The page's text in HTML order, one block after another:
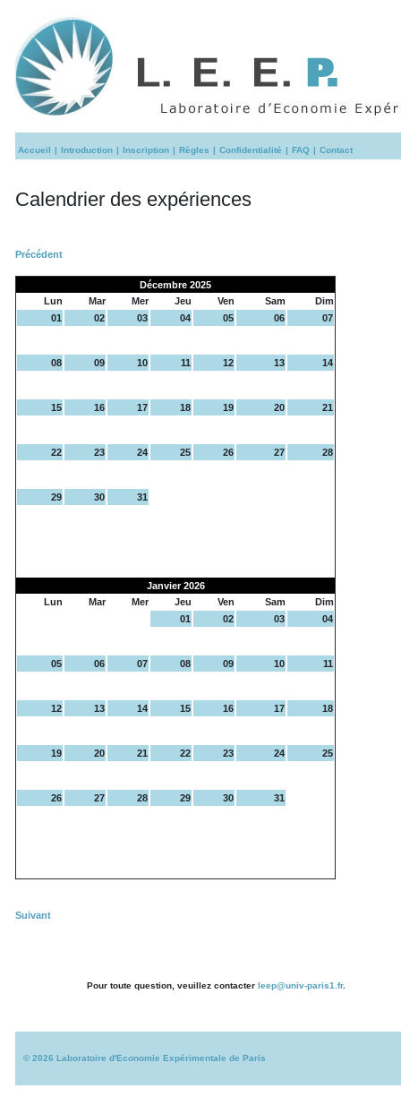
Accueil | Introduction | Inscription | Règles | Confidentialité | FAQ | Contact
Calendrier des expériences
Précédent
Décembre 2025
Lun
Mar Mer Jeu Ven Sam
Dim
01
02 03 04 05 06 07
08 09 10 11 12 13 14
15 16 17 18 19 20 21
22 23 24 25 26 27 28
29 30 31
Janvier 2026
Lun
Mar Mer Jeu Ven Sam
Dim
01
02 03 04
05 06 07 08 09 10 11
12 13 14 15 16 17 18
19 20 21 22 23 24 25
26 27 28 29 30 31
Suivant
Pour toute question, veuillez contacter leep@univ-paris1.fr.
© 2026 Laboratoire d'Economie Expérimentale de Paris